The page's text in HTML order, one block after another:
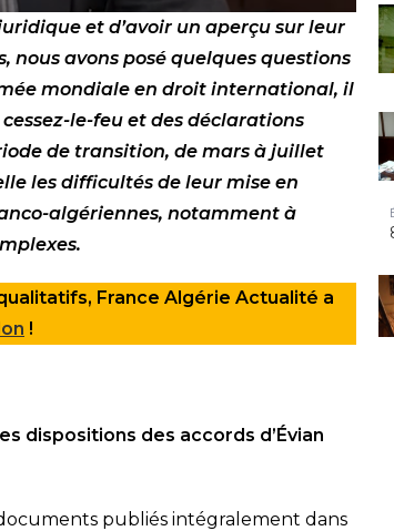
et d’avoir un aperçu sur leur
avons posé quelques questions
mondiale en droit international, il
le-feu et des déclarations
de transition, de mars à juillet
les difficultés de leur mise en
algériennes, notamment à
France Algérie Actualité a
!
dispositions des accords d’Évian
documents publiés intégralement dans